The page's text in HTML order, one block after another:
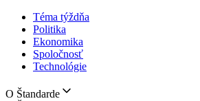
Téma týždňa
Politika
Ekonomika
Spoločnosť
Technológie
O Štandarde